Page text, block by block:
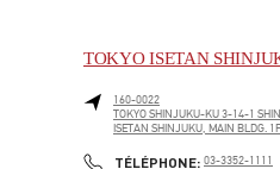
TOKYO ISETAN
160-0022
TOKYOSHINJUKU-KU3-14-1
ISETAN SHINJUKU, MAIN BLDG. 1F
TÉLÉPHONE: PHONE
03-3352-1111